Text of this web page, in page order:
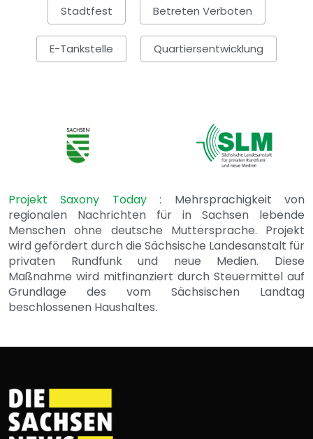
Stadtfest Betreten Verboten
E-Tankstelle Quartiersentwicklung
Projekt Saxony Today: Mehrsprachigkeit von
regionalen Nachrichten für in Sachsen lebende
Menschen ohne deutsche Muttersprache. Projekt
wird gefördert durch die Sächsische Landesanstalt für
privaten Rundfunk und neue Medien. Diese
Maßnahme wird mitfinanziert durch Steuermittel auf
Grundlage des vom Sächsischen Landtag
beschlossenen Haushaltes.